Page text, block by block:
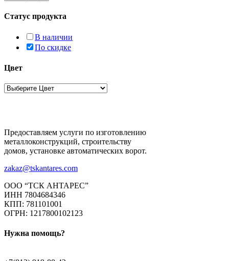
Статус продукта
В наличии
По скидке
Цвет
Предоставляем услуги по изготовлению
металлоконструкций, строительству
домов, установке автоматических ворот.
zakaz@tskantares.com
ООО “ТСК АНТАРЕС”
ИНН 7804684346
КПП: 781101001
ОГРН: 1217800102123
Нужна помощь?